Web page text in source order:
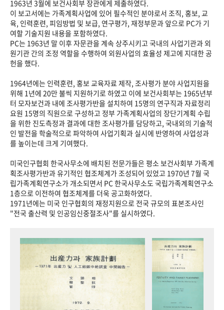
1963년 3월에 보건사회부 장관에게 제출하였다.
이 보고서에는 가족계획사업에 있어 필수적인 분야로서 조직, 홍보, 교
육, 인력훈련, 피임방법 및 보급, 연구평가, 재정부문과 앞으로 PC가 기
여할 기술지원 내용을 포함하였다.
PC는 1963년 말 이후 자문관을 계속 상주시키고 국내의 사업기관과 외
원기관 간의 조정 역할을 수행하여 외원사업의 효율성 제고에 지대한 공
헌을 했다.
1964년에는 인력훈련, 홍보 교육자료 제작, 조사평가 분야 사업지원을
위해 1년에 20만 불씩 지원하기로 하였고 이에 보건사회부는 1965년부
터 모자보건과 내에 조사평가반을 설치하여 15명의 연구직과 자료정리
요원 15명의 직원으로 구성하고 정부 가족계획사업의 장단기계획 수립
을 위한 진도측정과 결과에 대한 조사평가를 담당하고, 국내외의 기술적
인 발전을 학술적으로 파악하여 사업기획과 실시에 반영하여 사업성과
를 높이는데 크게 기여했다.
미국인구협회 한국사무소에 배치된 전문가들은 평소 보건사회부 가족계
획조사평가반과 유기적인 협조체계가 조성되어 있었고 1970년 7월 국
립가족계획연구소가 개소되면서 PC 한국사무소도 국립가족계획연구소
1층으로 이전하여 협조체계를 더욱 공고화하였다.
1971년에는 미국 인구협회의 재정지원으로 전국 규모의 표본조사인
"전국 출산력 및 인공임신중절조사"를 실시하였다.